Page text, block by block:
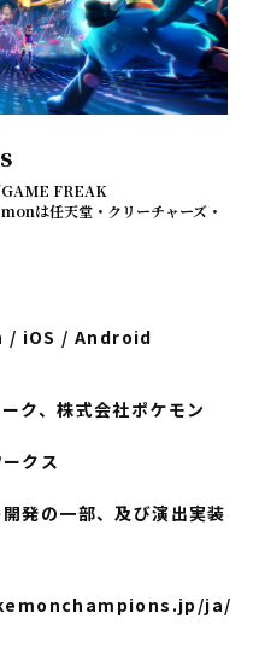
FREAK
は任天堂・クリーチャーズ・
iOS / Android
ク、株式会社ポケモン
クス
開発の一部、及び演出実装
ja/